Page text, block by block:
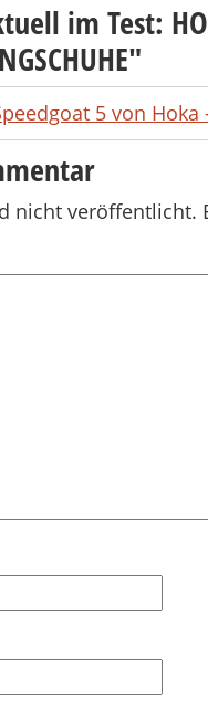
im Test:
"
5 von
nicht veröffentlicht.